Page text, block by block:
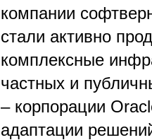
компании
стали активно
комплексные
частных и
– корпорации
адаптации